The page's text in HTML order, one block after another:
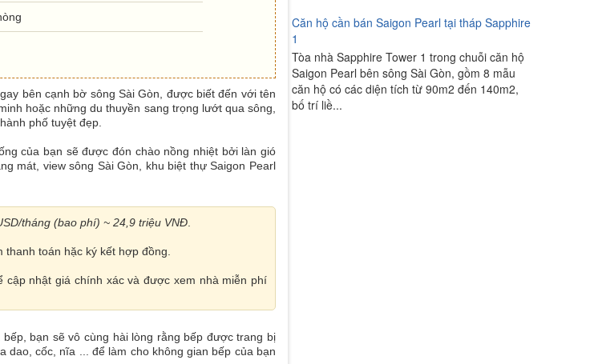
bên cạnh bờ sông Sài Gòn, được biết đến với tên
hoặc những du thuyền sang trọng lướt qua sông,
phố tuyệt đẹp.
của bạn sẽ được đón chào nồng nhiệt bởi làn gió
mát, view sông Sài Gòn, khu biệt thự Saigon Pearl
tháng (bao phí) ~ 24,9 triệu VNĐ
toán hặc ký kết hợp đồng.
nhật giá chính xác và được xem nhà miễn phí
bạn sẽ vô cùng hài lòng rằng bếp được trang bị
cốc, nĩa ... để làm cho không gian bếp của bạn
Căn hộ cần bán Saigon Pearl tại tháp Sapphire
1
Tòa nhà Sapphire Tower 1 trong chuỗi căn hộ
Saigon Pearl bên sông Sài Gòn, gồm 8 mẫu
căn hộ có các diện tích từ 90m2 đến 140m2,
bố trí liề...